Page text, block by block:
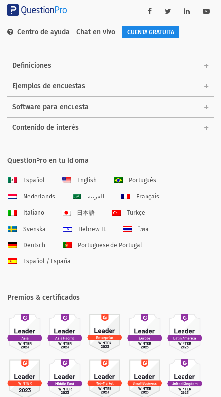
Centro de ayuda Chat en vivo CUENTA GRATUITA
Definiciones
Ejemplos de encuestas
Software para encuesta
Contenido de interés
QuestionPro en tu idioma
Español English Português
Nederlands العربية Français
Italiano 日本語 Türkçe
Svenska Hebrew IL ไทย
Deutsch Portuguese de Portugal
Español / España
Premios & certificados